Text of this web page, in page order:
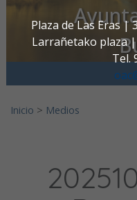
Plaza de Las Eras |
Larrañetako plaza |
Tel.
Inicio > Medios